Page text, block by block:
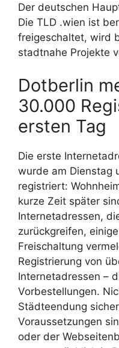
Der deutschen
Die TLD .wien ist
freigeschaltet, wird
stadtnahe Projekte
Dotberlin
30.000
ersten Tag
Die erste
wurde am Dienstag
registriert:
kurze Zeit später
Internetadressen,
zurückgreifen,
Freischaltung
Registrierung von
Internetadressen –
Vorbestellungen.
Städteendung
Voraussetzungen
oder der